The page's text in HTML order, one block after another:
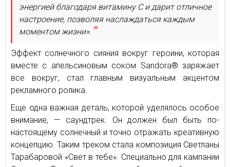
энергией благодаря витамину С и дарит отличное
настроение, позволяя наслаждаться каждым
моментом жизни».
Эффект солнечного сияния вокруг героини, которая
вместе с апельсиновым соком Sandora® заряжает
все вокруг, стал главным визуальным акцентом
рекламного ролика.
Еще одна важная деталь, которой уделялось особое
внимание, — саундтрек. Он должен был быть по-
настоящему солнечный и точно отражать креативную
концепцию. Таким треком стала композиция Светланы
Тарабаровой «Свет в тебе». Специально для кампании